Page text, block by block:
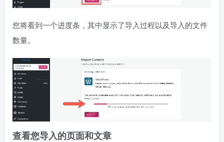
您将看到一个进度条，其中显示了导入过程以及导入的文件
数量。
查看您导入的页面和文章